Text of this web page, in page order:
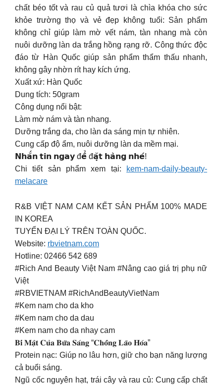
chất béo tốt và rau củ quả tươi là chìa khóa cho sức
khỏe trường thọ và vẻ đẹp không tuổi: Sản phẩm
không chỉ giúp làm mờ vết nám, tàn nhang mà còn
nuôi dưỡng làn da trắng hồng rạng rỡ. Công thức độc
đáo từ Hàn Quốc giúp sản phẩm thẩm thấu nhanh,
không gây nhờn rít hay kích ứng.
Xuất xứ: Hàn Quốc
Dung tích: 50gram
Công dụng nổi bật:
Làm mờ nám và tàn nhang.
Dưỡng trắng da, cho làn da sáng mịn tự nhiên.
Cung cấp độ ẩm, nuôi dưỡng làn da mềm mại.
𝗡𝗵𝗮̆́𝗻 𝘁𝗶𝗻 𝗻𝗴𝗮𝘆 đ𝗲̂̉ đ𝗮̣̆𝘁 𝗵𝗮̀𝗻𝗴 𝗻𝗵𝗲́!
Chi tiết sản phẩm xem tại:
kem-nam-daily-beauty-
melacare
R&B VIỆT NAM CAM KẾT SẢN PHẨM 100% MADE
IN KOREA
TUYỂN ĐẠI LÝ TRÊN TOÀN QUỐC.
Website: rbvietnam.com
Hotline: 02466 542 689
#Rich And Beauty Việt Nam #Nâng cao giá trị phụ nữ
Việt
#RBVIETNAM #RichAndBeautyVietNam
#Kem nam cho da kho
#Kem nam cho da dau
#Kem nam cho da nhay cam
𝐁𝐢́ 𝐌𝐚̣̂𝐭 𝐂𝐮̉𝐚 𝐁𝐮̛̃𝐚 𝐒𝐚́𝐧𝐠 “𝐂𝐡𝐨̂́𝐧𝐠 𝐋𝐚̃𝐨 𝐇𝐨́𝐚”
Protein nạc: Giúp no lâu hơn, giữ cho bạn năng lượng
cả buổi sáng.
Ngũ cốc nguyên hạt, trái cây và rau củ: Cung cấp chất